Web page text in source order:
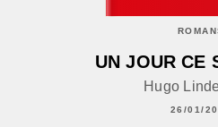
UN JOUR CE
Hugo
26/01/